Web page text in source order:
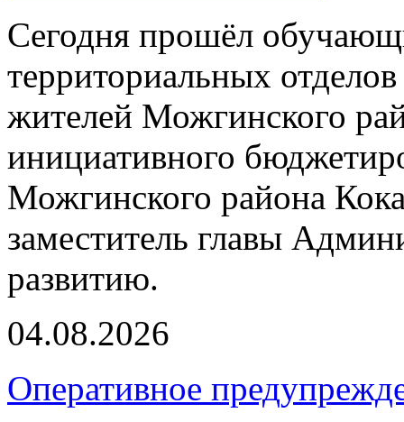
Сегодня прошёл
территориальных
жителей Можгинского
инициативного
Можгинского района
заместитель главы
развитию.
04.08.2026
Оперативное